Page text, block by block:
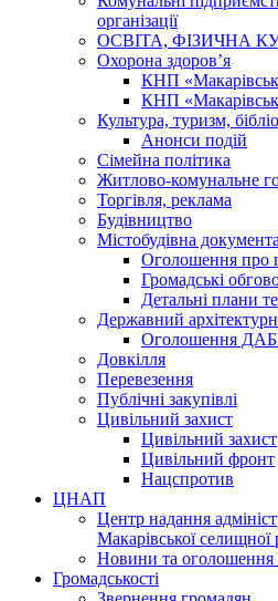
організації
ОСВІТА, ФІЗИЧНА
Охорона здоров’я
КНП
КНП
Культура, туризм,
Анонси подій
Сімейна політика
Житлово-комунальне
Торгівля, реклама
Будівництво
Містобудівна
Оголошення про
Громадські
Детальні плани
Державний
Оголошення
Довкілля
Перевезення
Публічні закупівлі
Цивільний захист
Цивільний захист
Цивільний фронт
Нацспротив
ЦНАП
Центр надання
Макарівської селищної
Новини та
Громадськості